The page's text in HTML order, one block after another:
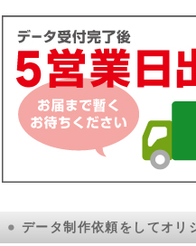
データ制作依頼をしてオリ